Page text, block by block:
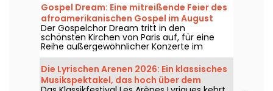
Gospel Dream: Eine mitreißende Feier des
afroamerikanischen Gospel im August
2026 in Paris
Der Gospelchor Dream tritt in den
schönsten Kirchen von Paris auf, für eine
Reihe außergewöhnlicher Konzerte im
August 2026. Eine einzigartige
Musikerfahrung, die Hoffnung, Einheit und
Resilienz durch die authentischen Gesänge
der afroamerikanischen Kirchengemeinde
Die Lyrischen Arenen 2026: Ein klassisches
Musikspektakel, das hoch über dem